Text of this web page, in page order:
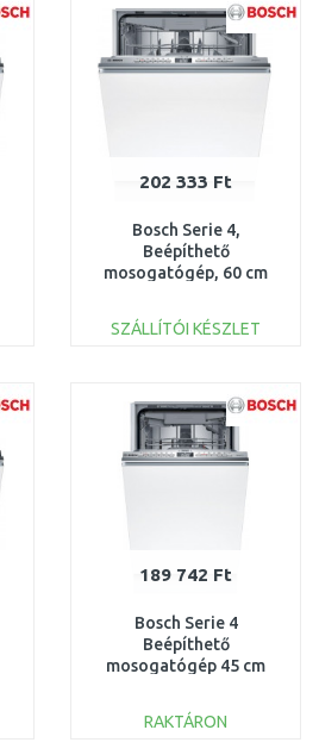
202 333 Ft
Bosch Serie 4,
Beépíthető
mosogatógép, 60 cm
SZÁLLÍTÓI KÉSZLET
Összehasonlítás
189 742 Ft
Bosch Serie 4
Beépíthető
mosogatógép 45 cm
RAKTÁRON